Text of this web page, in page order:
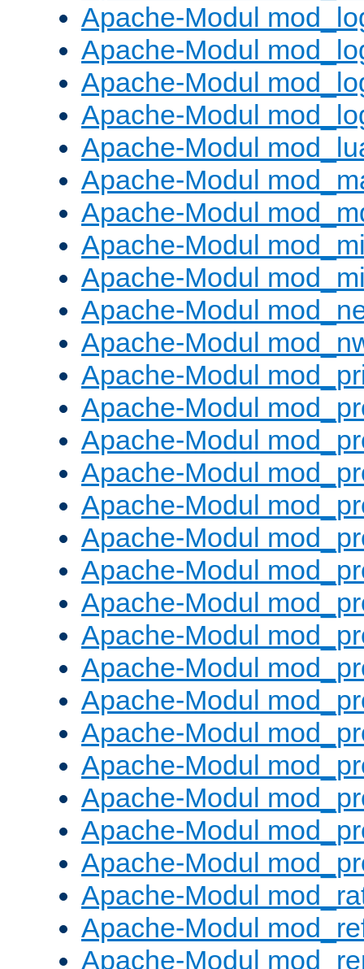
Apache-Modul
Apache-Modul
Apache-Modul
Apache-Modul
Apache-Modul
Apache-Modul
Apache-Modul
Apache-Modul
Apache-Modul
Apache-Modul
Apache-Modul
Apache-Modul
Apache-Modul
Apache-Modul
Apache-Modul
Apache-Modul
Apache-Modul
Apache-Modul
Apache-Modul
Apache-Modul
Apache-Modul
Apache-Modul
Apache-Modul
Apache-Modul
Apache-Modul
Apache-Modul
Apache-Modul
Apache-Modul
Apache-Modul
Apache-Modul